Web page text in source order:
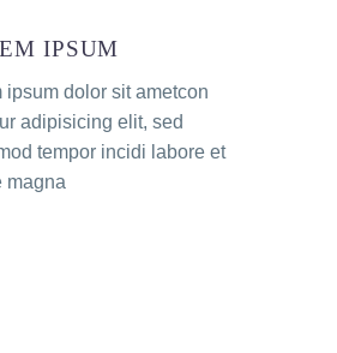
IPSUM
ipsum dolor sit ametcon
adipisicing elit, sed
tempor incidi labore et
magna